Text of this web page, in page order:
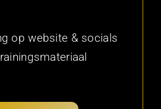
op website & socials